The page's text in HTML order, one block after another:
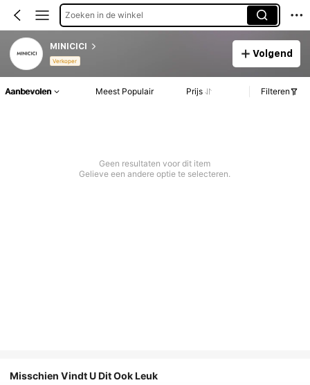
Zoeken in de winkel
MINICICI
Verkoper
Volgend
Aanbevolen Meest Populair Prijs Filteren
Geen resultaten voor dit item
Gelieve een andere optie te selecteren.
Misschien Vindt U Dit Ook Leuk